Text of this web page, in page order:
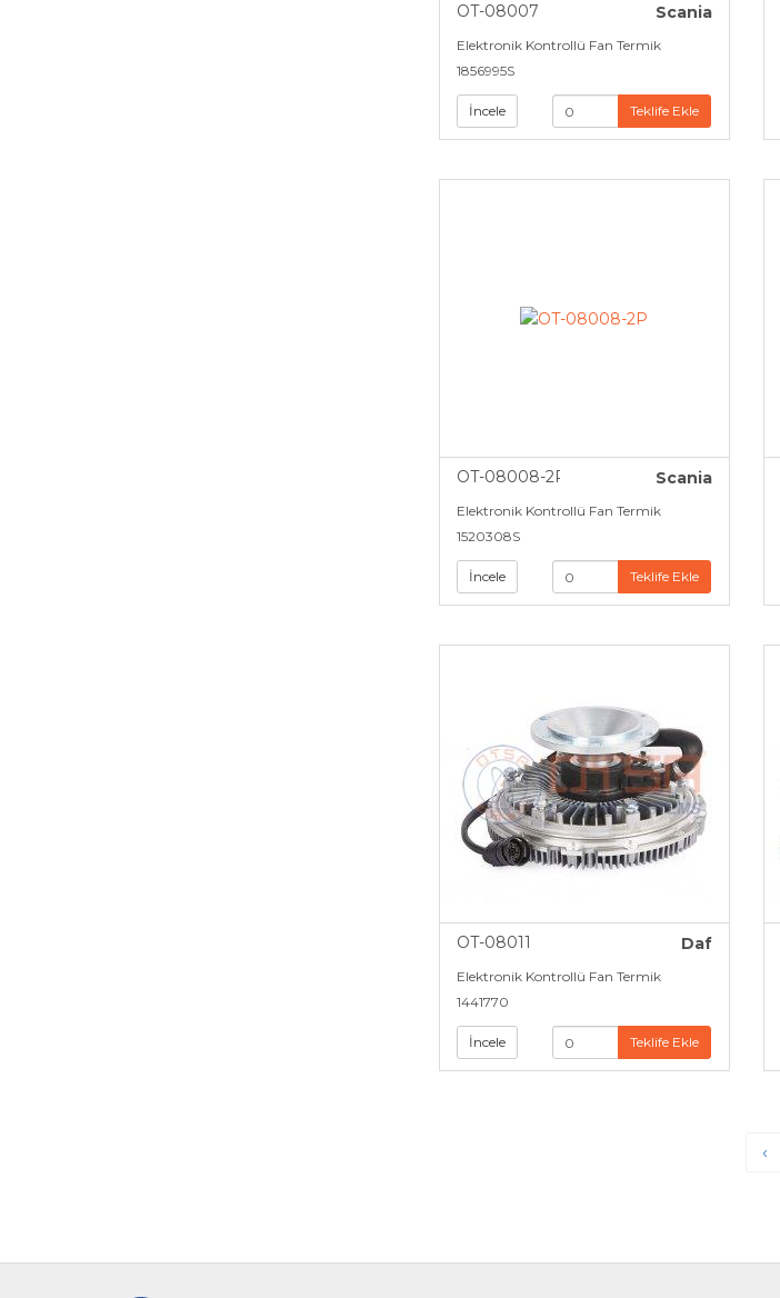
OT-08007 Scania
Elektronik Kontrollü Fan Termik
1856995S
İncele Teklife Ekle
OT-08008-2P Scania
Elektronik Kontrollü Fan Termik
1520308S
İncele Teklife Ekle
OT-08011 Daf
Elektronik Kontrollü Fan Termik
1441770
İncele Teklife Ekle
‹